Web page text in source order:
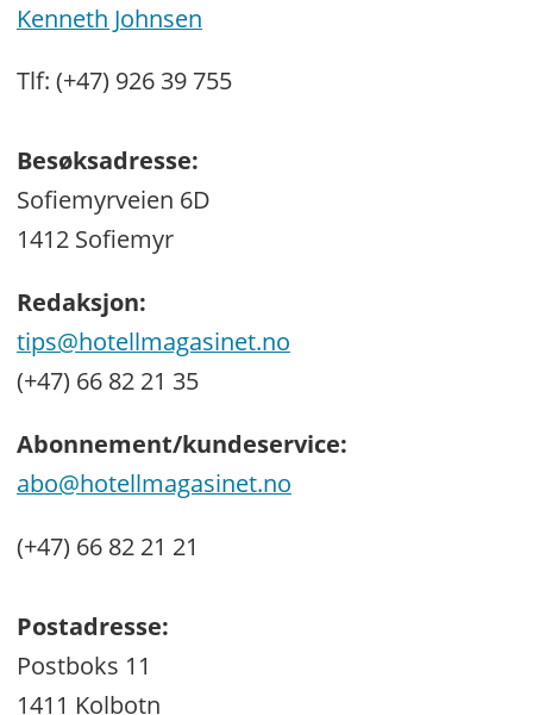
Kenneth Johnsen
Tlf: (+47) 926 39 755
Besøksadresse:
Sofiemyrveien 6D
1412 Sofiemyr
Redaksjon:
tips@hotellmagasinet.no
(+47) 66 82 21 35
Abonnement/kundeservice:
abo@hotellmagasinet.no
(+47) 66 82 21 21
Postadresse:
Postboks 11
1411 Kolbotn